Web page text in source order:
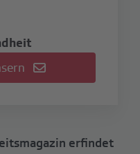
erfindet